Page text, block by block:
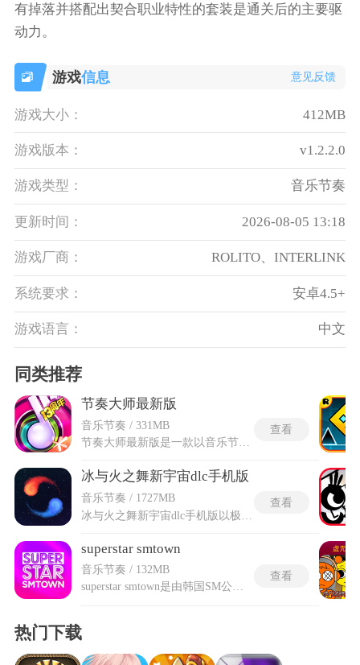
有掉落并搭配出契合职业特性的套装是通关后的主要驱
动力。
游戏信息 意见反馈
游戏大小： 412MB
游戏版本： v1.2.2.0
游戏类型： 音乐节奏
更新时间： 2026-08-05 13:18
游戏厂商： ROLITO、INTERLINK
系统要求： 安卓4.5+
游戏语言： 中文
同类推荐
节奏大师最新版
音乐节奏 / 331MB
节奏大师最新版是一款以音乐节奏为核心的休闲竞技游戏，采用经典下落式音符玩法，搭配优化后的高清界面，让玩家在指尖敲击与滑动间感受音乐的魅力。节奏大师最新版经典回归，全面升级，保留经典下落式玩法，新增雾都谜匣赛季与巡演闯关，海量正版曲库持续更新，新增50首2026热歌，全球排行、赛季挑战、复古皮肤、手柄震动，视听与竞技体验拉满。节奏大师最新版整合了多元曲风的歌曲资源，涵盖流行、古典、说唱等多种类型，同时更新了丰富的玩法模式与系统功能，兼顾休闲娱乐与竞技挑战，无论是新手还是资深玩家，都能找到适合自己的游戏节奏，在跟随旋律律动的过程中，收获轻松与成就感，解锁更多隐藏乐趣与专属奖励。
查看
冰与火之舞新宇宙dlc手机版
音乐节奏 / 1727MB
查看
superstar smtown
音乐节奏 / 132MB
superstar smtown是由韩国SM公司推出的音乐手游，玩法核心是跟随音乐节奏拍打下落圆点，以类似节奏大师的方式获取高分与奖励。游戏收录众多SM旗下艺人的歌曲，音符下落与节拍契合旋律，玩家需在恰当时机敲击以累积连击与得分。随着成绩提升可解锁更高级的卡牌，收集并欣赏不同艺人形象与专属效果。明快节奏与熟悉旋律相融，让人在律动中体验既熟悉又具挑战的敲击快感，适合喜爱K-pop与节奏游戏的玩家在音乐陪伴下不断进阶。
查看
热门下载